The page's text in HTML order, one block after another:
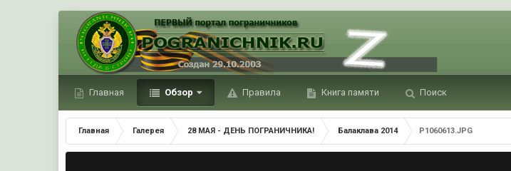
Главная Обзор Правила Книга памяти Поиск
Главная Галерея 28 МАЯ - ДЕНЬ ПОГРАНИЧНИКА! Балаклава 2014 P1060613.JPG